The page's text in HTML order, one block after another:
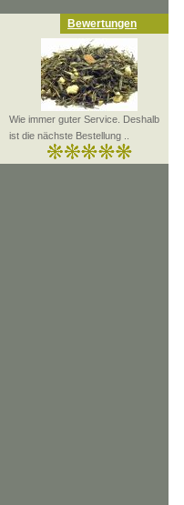
Bewertungen
Wie immer guter Service. Deshalb
ist die nächste Bestellung ..